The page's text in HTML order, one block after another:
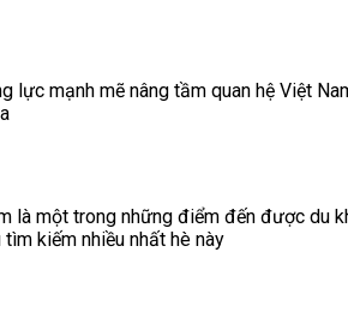
lực mạnh mẽ nâng tầm quan hệ Việt
là một trong những điểm đến được du
tìm kiếm nhiều nhất hè này